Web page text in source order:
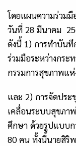
โดยแผนความร่วม
วันที่ 28 มีนาคม
ดังนี้ 1) การทำบันทึ
ร่วมมือระหว่างกร
กรรมการสุขภาพแห่
และ 2) การจัดประ
เคลื่อนระบบสุขภา
ศึกษา ด้วยรูปแบบ
80คน ทั้งนี้นายสิริ